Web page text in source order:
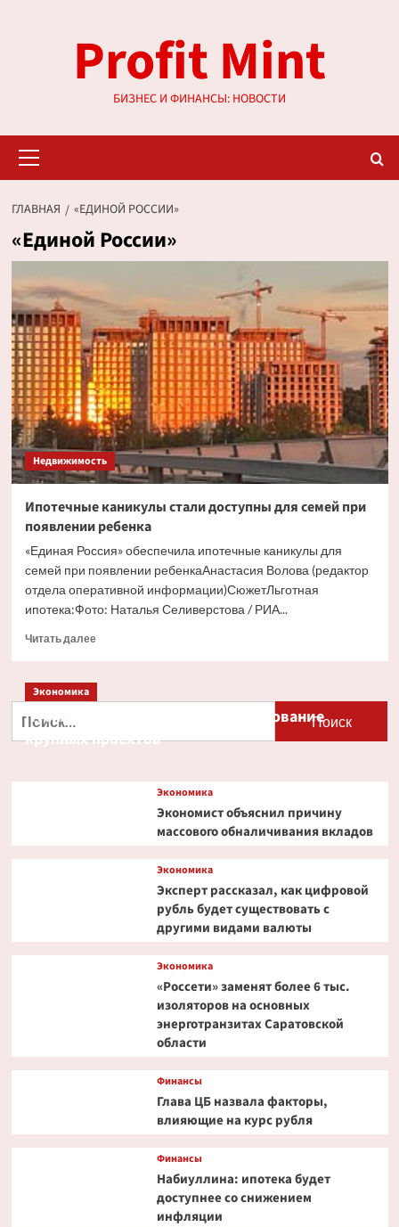
содержимомуProfit Mint
БИЗНЕС И ФИНАНСЫ: НОВОСТИ
меню
ГЛАВНАЯ «ЕДИНОЙ РОССИИ»
«Единой России»
Недвижимость
Ипотечные каникулы стали доступны для семей при
появлении ребенка
«Единая Россия» обеспечила ипотечные каникулы для
семей при появлении ребенкаАнастасия Волова (редактор
отдела оперативной информации)СюжетЛьготная
ипотека:Фото: Наталья Селиверстова / РИА...
Читать далееПрочитать
Ипотечные
каникулы
доступны
Экономика
Путин и Костин обсудили кредитование
крупных проектов
Экономика
Экономист объяснил причину
массового обналичивания вкладов
Экономика
Эксперт рассказал, как цифровой
рубль будет существовать с
другими видами валюты
Экономика
«Россети» заменят более 6 тыс.
изоляторов на основных
энерготранзитах Саратовской
области
Финансы
Глава ЦБ назвала факторы,
влияющие на курс рубля
Финансы
Набиуллина: ипотека будет
доступнее со снижением
инфляции